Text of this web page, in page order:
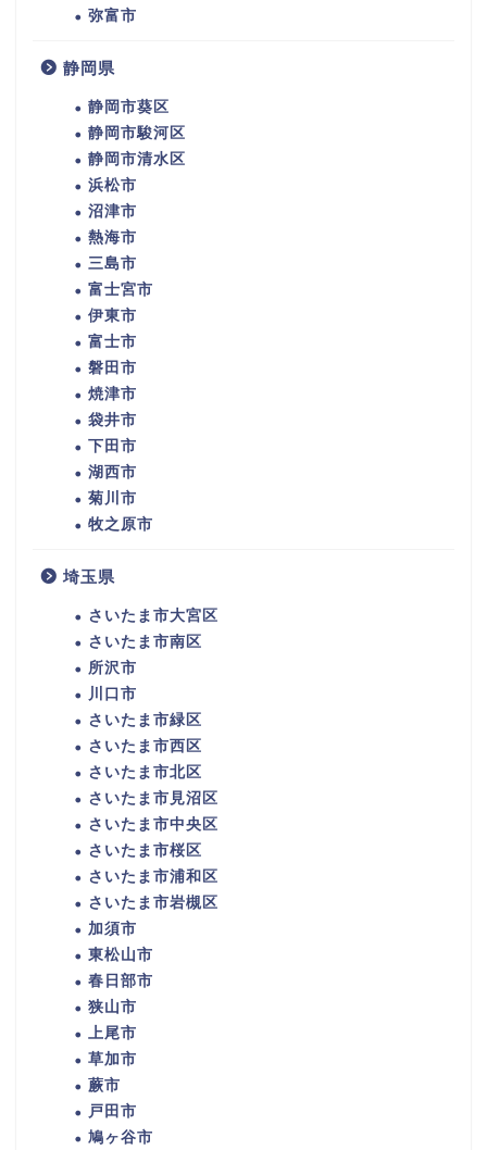
弥富市
静岡県
静岡市葵区
静岡市駿河区
静岡市清水区
浜松市
沼津市
熱海市
三島市
富士宮市
伊東市
富士市
磐田市
焼津市
袋井市
下田市
湖西市
菊川市
牧之原市
埼玉県
さいたま市大宮区
さいたま市南区
所沢市
川口市
さいたま市緑区
さいたま市西区
さいたま市北区
さいたま市見沼区
さいたま市中央区
さいたま市桜区
さいたま市浦和区
さいたま市岩槻区
加須市
東松山市
春日部市
狭山市
上尾市
草加市
蕨市
戸田市
鳩ヶ谷市